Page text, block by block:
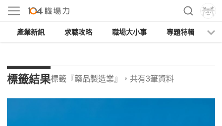
產業新訊 求職攻略 職場大小事 專題特輯
標籤結果標籤『藥品製造業』，共有3筆資料